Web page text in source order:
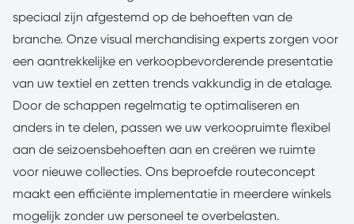
speciaal zijn afgestemd op de behoeften van de
branche. Onze visual merchandising experts zorgen voor
een aantrekkelijke en verkoopbevorderende presentatie
van uw textiel en zetten trends vakkundig in de etalage.
Door de schappen regelmatig te optimaliseren en
anders in te delen, passen we uw verkoopruimte flexibel
aan de seizoensbehoeften aan en creëren we ruimte
voor nieuwe collecties. Ons beproefde routeconcept
maakt een efficiënte implementatie in meerdere winkels
mogelijk zonder uw personeel te overbelasten.